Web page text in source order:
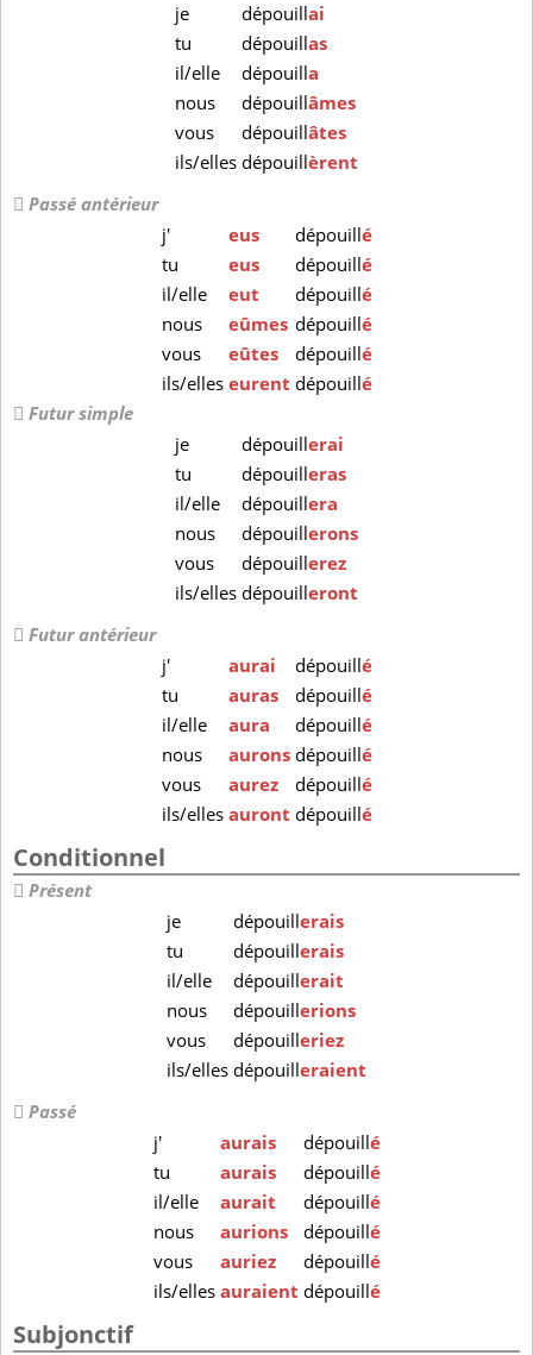
je
dépouillai
tu
dépouillas
il/elle
dépouilla
nous
dépouillâmes
vous
dépouillâtes
ils/ellesdépouillèrent
Passé antérieur
j'
eus dépouillé
tu
eus dépouillé
il/elle
eut dépouillé
nous
eûmes dépouillé
vous
eûtes dépouillé
ils/elles eurent dépouillé
Futur simple
je
dépouillerai
tu
dépouilleras
il/elle
dépouillera
nous
dépouillerons
vous
dépouillerez
ils/ellesdépouilleront
Futur antérieur
j'
aurai dépouillé
tu
auras dépouillé
il/elle
aura dépouillé
nous
aurons dépouillé
vous
aurez dépouillé
ils/elles auront dépouillé
Conditionnel
Présent
je
dépouillerais
tu
dépouillerais
il/elle
dépouillerait
nous
dépouillerions
vous
dépouilleriez
ils/ellesdépouilleraient
Passé
j'
aurais dépouillé
tu
aurais dépouillé
il/elle
aurait dépouillé
nous
aurions dépouillé
vous
auriez dépouillé
ils/elles auraient dépouillé
Subjonctif